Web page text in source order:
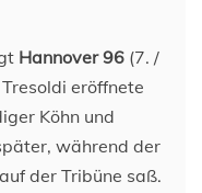
Hannover 96 (7. /
eröffnete
Köhn und
während der
der Tribüne saß.